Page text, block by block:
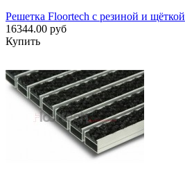
Решетка Floortech с резиной и щёткой
16344.00 руб
Купить